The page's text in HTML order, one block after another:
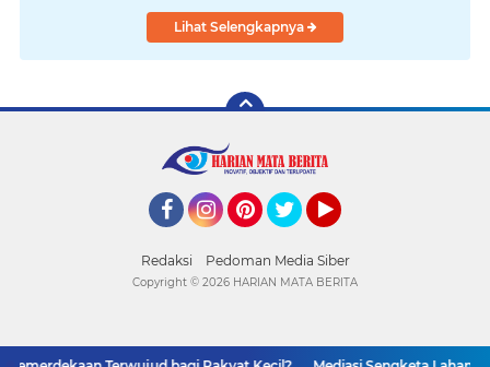
Lihat Selengkapnya
Redaksi Pedoman Media Siber
Copyright © 2026 HARIAN MATA BERITA